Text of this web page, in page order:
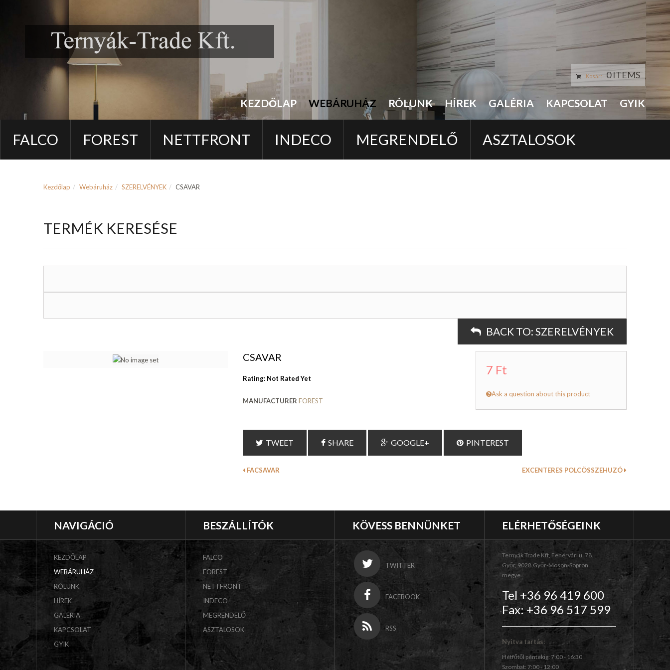
KEZDŐLAP WEBÁRUHÁZ RÓLUNK HÍREK GALÉRIA KAPCSOLAT GYIK
Kosár: 0 ITEMS
FALCO FOREST NETTFRONT INDECO MEGRENDELŐ ASZTALOSOK
Kezdőlap Webáruház SZERELVÉNYEK CSAVAR
TERMÉK KERESÉSE
BACK TO: SZERELVÉNYEK
CSAVAR
Rating: Not Rated Yet
MANUFACTURER FOREST
7 Ft
Ask a question about this product
TWEET SHARE GOOGLE+ PINTEREST
FACSAVAR EXCENTERES POLCÖSSZEHUZÓ
NAVIGÁCIÓ
KEZDŐLAP
WEBÁRUHÁZ
RÓLUNK
HÍREK
GALÉRIA
KAPCSOLAT
GYIK
BESZÁLLÍTÓK
FALCO
FOREST
NETTFRONT
INDECO
MEGRENDELŐ
ASZTALOSOK
KÖVESS BENNÜNKET
TWITTER
FACEBOOK
RSS
ELÉRHETŐSÉGEINK
Ternyák Trade Kft, Fehérvári u. 78.
Győr, 9028,Győr-Moson-Sopron
megye
Tel +36 96 419 600
Fax: +36 96 517 599
Nyitva tartás:
Hétfőtől péntekig: 7:00 - 16:30
Szombat: 7:00 - 12:00